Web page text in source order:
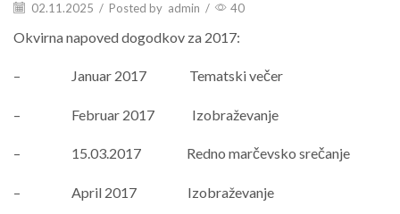
02.11.2025 / Posted by admin / 40
Okvirna napoved dogodkov za 2017:
– Januar 2017 Tematski večer
– Februar 2017 Izobraževanje
– 15.03.2017 Redno marčevsko srečanje
– April 2017 Izobraževanje